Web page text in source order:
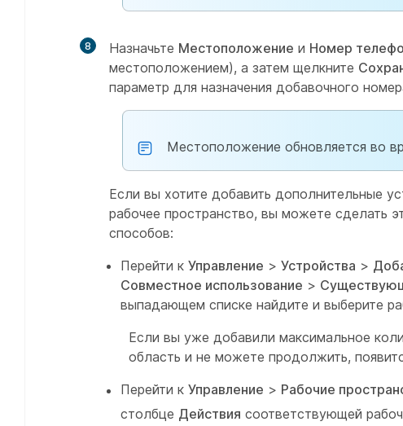
8 Назначьте Местоположение и Номер
местоположением), а затем щелкните
параметр для назначения добавочного
Местоположение обновляется во
Если вы хотите добавить дополнительные
рабочее пространство, вы можете сделать
способов:
Перейти к Управление > Устройства >
Совместное использование >
выпадающем списке найдите и выберите
Если вы уже добавили максимальное
область и не можете продолжить,
Перейти к Управление > Рабочие
столбце Действия соответствующей